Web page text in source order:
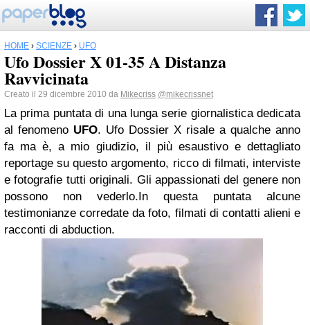
HOME › SCIENZE › UFO
Ufo Dossier X 01-35 A Distanza
Ravvicinata
Creato il 29 dicembre 2010 da Mikecriss @mikecrissnet
La prima puntata di una lunga serie giornalistica dedicata
al fenomeno UFO. Ufo Dossier X risale a qualche anno
fa ma è, a mio giudizio, il più esaustivo e dettagliato
reportage su questo argomento, ricco di filmati, interviste
e fotografie tutti originali. Gli appassionati del genere non
possono non vederlo.In questa puntata alcune
testimonianze corredate da foto, filmati di contatti alieni e
racconti di abduction.